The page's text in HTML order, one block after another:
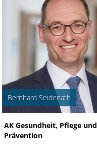
Bernhard Seidenath
AK Gesundheit, Pflege und
Prävention